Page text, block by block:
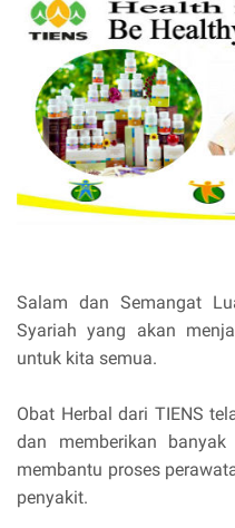
Salam dan Semangat
Syariah yang akan
untuk kita semua.
Obat Herbal dari TIENS
dan memberikan
membantu proses
penyakit.